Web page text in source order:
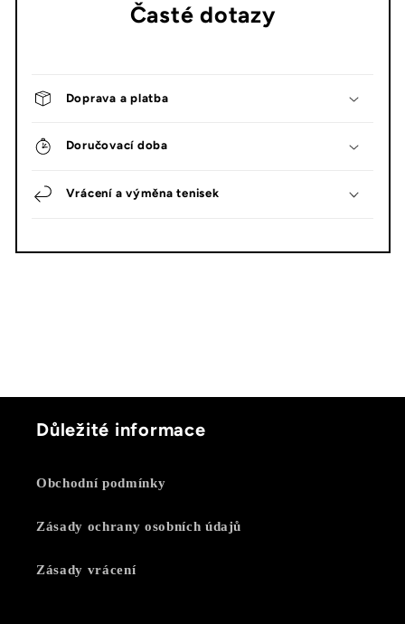
Časté dotazy
Doprava a platba
Doručovací doba
Vrácení a výměna tenisek
Důležité informace
Obchodní podmínky
Zásady ochrany osobních údajů
Zásady vrácení